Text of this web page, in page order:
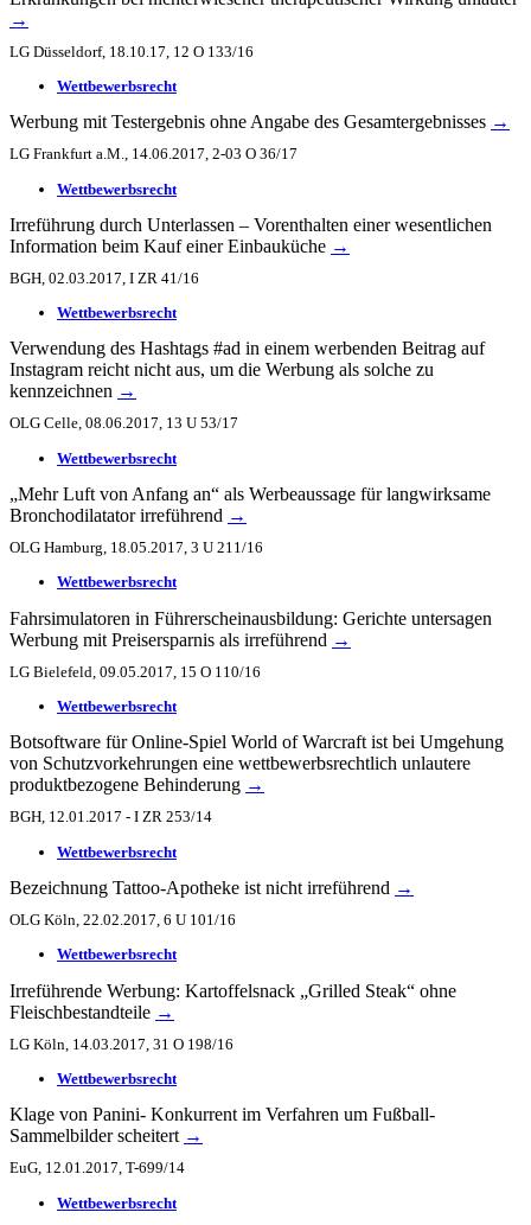
→
LG Düsseldorf, 18.10.17, 12 O 133/16
Wettbewerbsrecht
Werbung mit Testergebnis ohne Angabe des Gesamtergebnisses →
LG Frankfurt a.M., 14.06.2017, 2-03 O 36/17
Wettbewerbsrecht
Irreführung durch Unterlassen – Vorenthalten einer wesentlichen
Information beim Kauf einer Einbauküche →
BGH, 02.03.2017, I ZR 41/16
Wettbewerbsrecht
Verwendung des Hashtags #ad in einem werbenden Beitrag auf
Instagram reicht nicht aus, um die Werbung als solche zu
kennzeichnen →
OLG Celle, 08.06.2017, 13 U 53/17
Wettbewerbsrecht
„Mehr Luft von Anfang an“ als Werbeaussage für langwirksame
Bronchodilatator irreführend →
OLG Hamburg, 18.05.2017, 3 U 211/16
Wettbewerbsrecht
Fahrsimulatoren in Führerscheinausbildung: Gerichte untersagen
Werbung mit Preisersparnis als irreführend →
LG Bielefeld, 09.05.2017, 15 O 110/16
Wettbewerbsrecht
Botsoftware für Online-Spiel World of Warcraft ist bei Umgehung
von Schutzvorkehrungen eine wettbewerbsrechtlich unlautere
produktbezogene Behinderung →
BGH, 12.01.2017 - I ZR 253/14
Wettbewerbsrecht
Bezeichnung Tattoo-Apotheke ist nicht irreführend →
OLG Köln, 22.02.2017, 6 U 101/16
Wettbewerbsrecht
Irreführende Werbung: Kartoffelsnack „Grilled Steak“ ohne
Fleischbestandteile →
LG Köln, 14.03.2017, 31 O 198/16
Wettbewerbsrecht
Klage von Panini- Konkurrent im Verfahren um Fußball-
Sammelbilder scheitert →
EuG, 12.01.2017, T-699/14
Wettbewerbsrecht